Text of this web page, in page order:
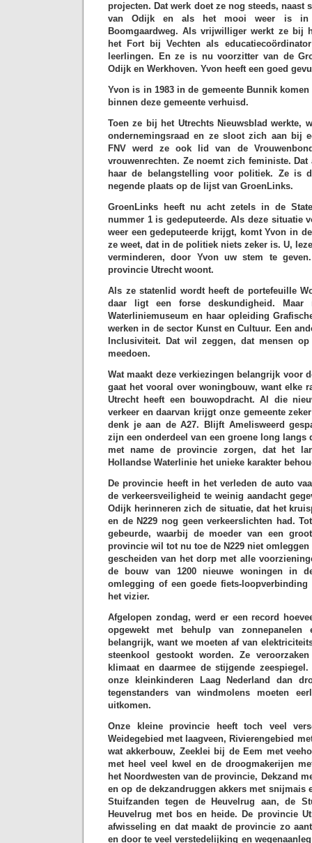
projecten. Dat werk doet ze nog steeds, naast
van Odijk en als het mooi weer is in
Boomgaardweg. Als vrijwilliger werkt ze bij
het Fort bij Vechten als
leerlingen. En ze is nu voorzitter van de
Odijk en Werkhoven. Yvon heeft een goed
Yvon is in 1983 in de gemeente Bunnik
binnen deze gemeente verhuisd.
Toen ze bij het Utrechts Nieuwsblad werkte,
ondernemingsraad en ze sloot zich aan bij
FNV werd ze ook lid van de
vrouwenrechten. Ze noemt zich feministe.
haar de belangstelling voor politiek. Ze is
negende plaats op de lijst van GroenLinks.
GroenLinks heeft nu acht zetels in de
nummer 1 is gedeputeerde. Als deze situatie
weer een gedeputeerde krijgt, komt Yvon in
ze weet, dat in de politiek niets zeker is. U,
verminderen, door Yvon uw stem te
provincie Utrecht woont.
Als ze statenlid wordt heeft de portefeuille
daar ligt een forse deskundigheid.
Waterliniemuseum en haar opleiding
werken in de sector Kunst en Cultuur. Een
Inclusiviteit. Dat wil zeggen, dat mensen
meedoen.
Wat maakt deze verkiezingen belangrijk voor
gaat het vooral over woningbouw, want elke
Utrecht heeft een bouwopdracht. Al die
verkeer en daarvan krijgt onze gemeente
denk je aan de A27. Blijft Amelisweerd
zijn een onderdeel van een groene long langs
met name de provincie zorgen, dat het
Hollandse Waterlinie het unieke karakter
De provincie heeft in het verleden de auto
de verkeersveiligheid te weinig aandacht
Odijk herinneren zich de situatie, dat het
en de N229 nog geen verkeerslichten had.
gebeurde, waarbij de moeder van een
provincie wil tot nu toe de N229 niet
gescheiden van het dorp met alle
de bouw van 1200 nieuwe woningen in
omlegging of een goede fiets-
het vizier.
Afgelopen zondag, werd er een record
opgewekt met behulp van
belangrijk, want we moeten af van
steenkool gestookt worden. Ze
klimaat en daarmee de stijgende
onze kleinkinderen Laag Nederland dan
tegenstanders van windmolens moeten
uitkomen.
Onze kleine provincie heeft toch veel
Weidegebied met laagveen, Rivierengebied
wat akkerbouw, Zeeklei bij de Eem met
met heel veel kwel en de droogmakerijen
het Noordwesten van de provincie, Dekzand
en op de dekzandruggen akkers met snijmais
Stuifzanden tegen de Heuvelrug aan, de
Heuvelrug met bos en heide. De provincie
afwisseling en dat maakt de provincie zo
en door te veel verstedelijking en